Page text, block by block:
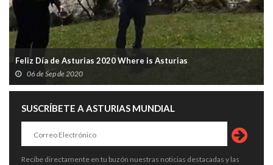
Feliz Día de Asturias 2020 Where is Asturias
06 de Sep de 2020
SUSCRÍBETE A ASTURIAS MUNDIAL
Recibe directamente en tu buzón nuestras noticias destacadas y las